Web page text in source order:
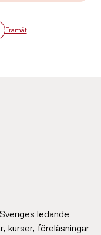
Framåt
ledande
kurser, föreläsningar